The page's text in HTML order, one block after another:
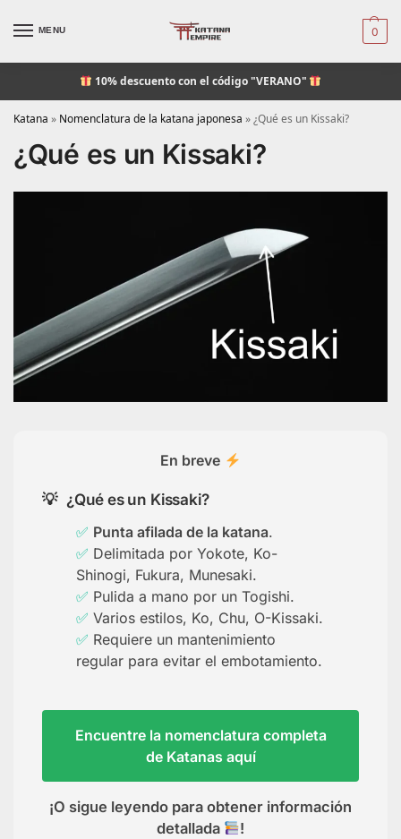
MENU 0
10% descuentocon el código "VERANO"
Katana » Nomenclatura de la katana japonesa »¿Qué es un Kissaki?
¿Qué es un Kissaki?
En breve
¿Qué es un Kissaki?
Punta afilada de la katana.
Delimitada por Yokote, Ko-
Shinogi, Fukura, Munesaki.
Pulida a mano por un Togishi.
Varios estilos, Ko, Chu, O-Kissaki.
Requiere un mantenimiento
regular para evitar el embotamiento.
Encuentre la nomenclatura completa
de Katanas aquí
¡O sigue leyendo para obtener información
detallada
!